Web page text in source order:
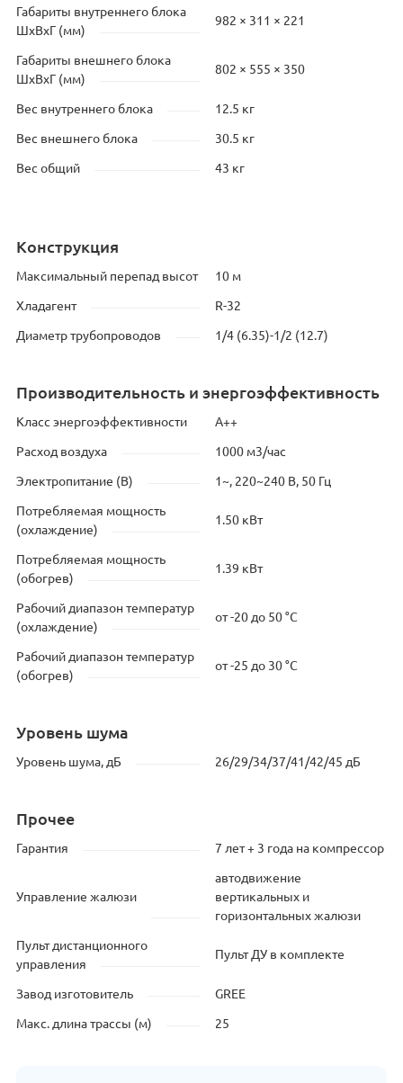
Габариты внутреннего блока
ШхВхГ (мм)
982 × 311 × 221
Габариты внешнего блока
ШхВхГ (мм)
802 × 555 × 350
Вес внутреннего блока 12.5 кг
Вес внешнего блока 30.5 кг
Вес общий 43 кг
Конструкция
Максимальный перепад высот 10 м
Хладагент R-32
Диаметр трубопроводов 1/4 (6.35)-1/2 (12.7)
Производительность и энергоэффективность
Класс энергоэффективности A++
Расход воздуха 1000 м3/час
Электропитание (В) 1~, 220~240 В, 50 Гц
Потребляемая мощность
(охлаждение)
1.50 кВт
Потребляемая мощность
(обогрев)
1.39 кВт
Рабочий диапазон температур
(охлаждение)
от -20 до 50 °C
Рабочий диапазон температур
(обогрев)
от -25 до 30 °C
Уровень шума
Уровень шума, дБ 26/29/34/37/41/42/45 дБ
Прочее
Гарантия 7 лет + 3 года на компрессор
Управление жалюзи
автодвижение
вертикальных и
горизонтальных жалюзи
Пульт дистанционного
управления
Пульт ДУ в комплекте
Завод изготовитель GREE
Макс. длина трассы (м) 25